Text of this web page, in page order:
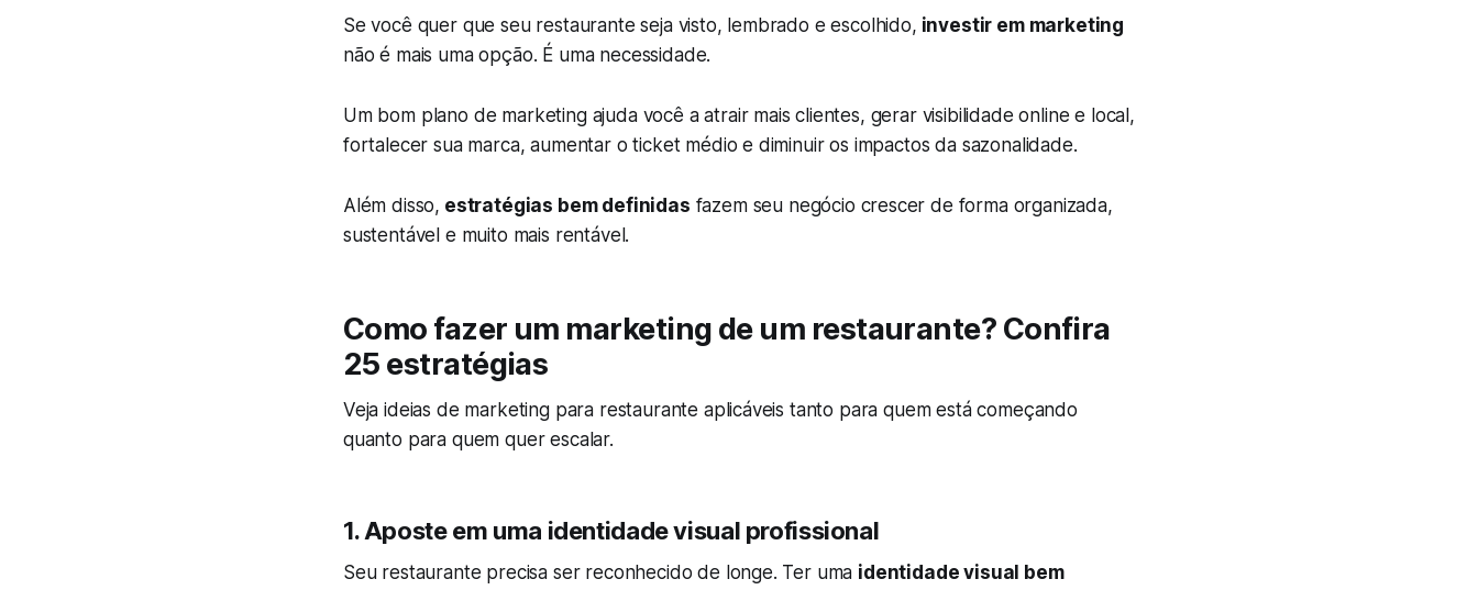
Se você quer que seu restaurante seja visto, lembrado e escolhido, investir em marketing
não é mais uma opção. É uma necessidade.
Um bom plano de marketing ajuda você a atrair mais clientes, gerar visibilidade online e local,
fortalecer sua marca, aumentar o ticket médio e diminuir os impactos da sazonalidade.
Além disso, estratégias bem definidas fazem seu negócio crescer de forma organizada,
sustentável e muito mais rentável.
Como fazer um marketing de um restaurante? Confira
25 estratégias
Veja ideias de marketing para restaurante aplicáveis tanto para quem está começando
quanto para quem quer escalar.
1. Aposte em uma identidade visual profissional
Seu restaurante precisa ser reconhecido de longe. Ter uma identidade visual bem